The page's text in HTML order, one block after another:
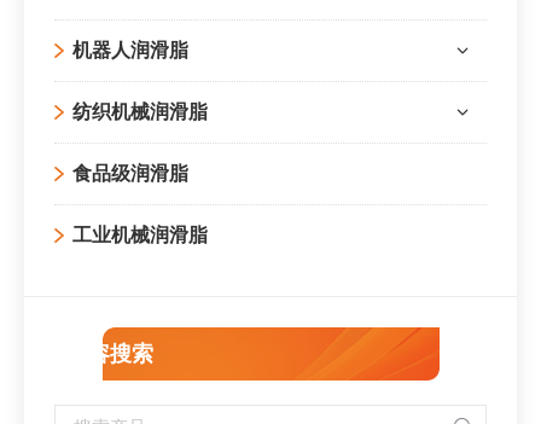
机器人润滑脂
纺织机械润滑脂
食品级润滑脂
工业机械润滑脂
内容搜索